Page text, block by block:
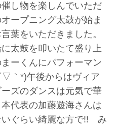
し物を楽しんでいただ
ープニング太鼓が始ま
葉をいただきました。
太鼓を叩いたて盛り上
ーくんにパフォーマン
｀*)午後からはヴィア
ズのダンスは元気で華
代表の加藤遊海さんは
いぐらい綺麗な方で!! み